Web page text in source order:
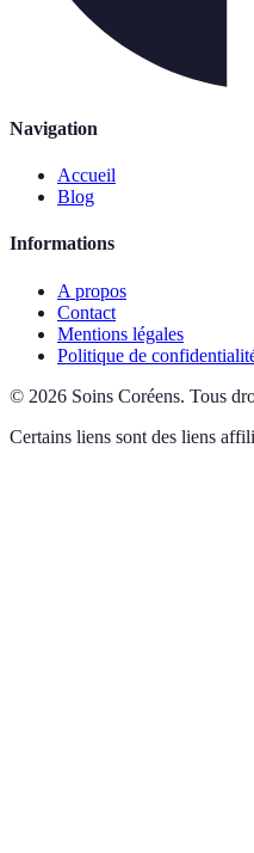
Navigation
Accueil
Blog
Informations
A propos
Contact
Mentions légales
Politique de
© 2026 Soins Coréens. Tous
Certains liens sont des liens